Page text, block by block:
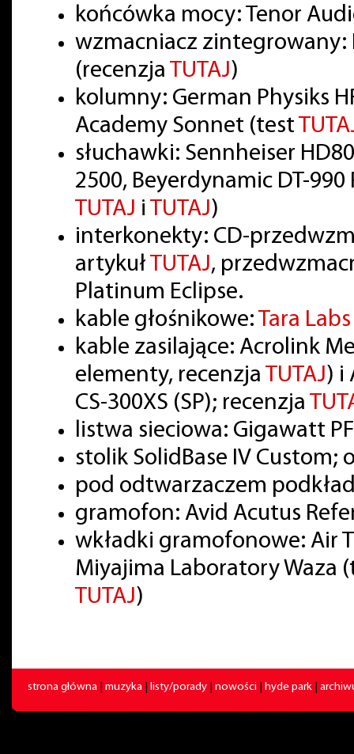
końcówka mocy: Tenor
wzmacniacz zintegrowany:
(recenzja
TUTAJ)
kolumny: German Physiks
Academy Sonnet (test
słuchawki: Sennheiser
2500, Beyerdynamic DT-
TUTAJ i TUTAJ)
interkonekty: CD-
artykuł
TUTAJ,
Platinum Eclipse.
kable głośnikowe:
Tara
kable zasilające: Acrolink
elementy, recenzja
TUTAJ) i
CS-300XS (SP); recenzja
listwa sieciowa: Gigawatt
stolik SolidBase IV Custom;
pod odtwarzaczem
gramofon: Avid Acutus
wkładki gramofonowe: Air
Miyajima Laboratory Waza
TUTAJ)
strona główna muzyka listy/porady nowości hyde park